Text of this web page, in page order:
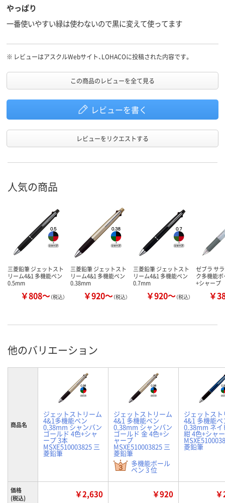
やっぱり
一番使いやすい緑は使わないので黒に変えて使ってます
※ レビューはアスクルWebサイト、LOHACOに投稿された内容です。
この商品のレビューを全て見る
レビューを書く
レビューをリクエストする
人気の商品
三菱鉛筆 ジェットスト
リーム4&1 多機能ペン
0.5mm
￥808～（税込）
三菱鉛筆 ジェットスト
リーム4&1 多機能ペン
0.38mm
￥920～（税込）
三菱鉛筆 ジェットスト
リーム4&1 多機能ペン
0.7mm
￥920～（税込）
ゼブラ サ
ク多機能
+シャープ
￥
他のバリエーション
商品名
ジェットストリーム
4&1多機能ペン
0.38mm シャンパン
ゴールド 4色+シャ
ープ 3本
MSXE510003825 三
菱鉛筆
ジェットストリーム
4&1 多機能ペン
0.38mm シャンパン
ゴールド 金 4色+シ
ャープ
MSXE510003825 三
菱鉛筆
多機能ボール
ペン 3 位
ジェットス
4&1 多機能ペ
0.38mm ネイ
紺 4色+シャ
菱鉛筆
価格
(税込)
￥2,630 ￥920